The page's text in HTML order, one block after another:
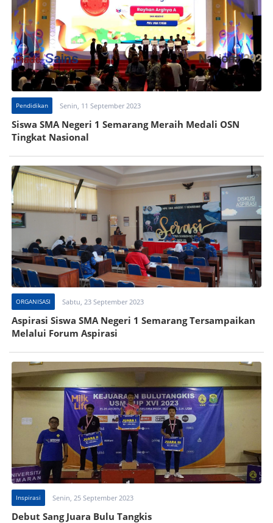
Pendidikan Senin, 11 September 2023
Siswa SMA Negeri 1 Semarang Meraih Medali OSN
Tingkat Nasional
ORGANISASI Sabtu, 23 September 2023
Aspirasi Siswa SMA Negeri 1 Semarang Tersampaikan
Melalui Forum Aspirasi
Inspirasi Senin, 25 September 2023
Debut Sang Juara Bulu Tangkis